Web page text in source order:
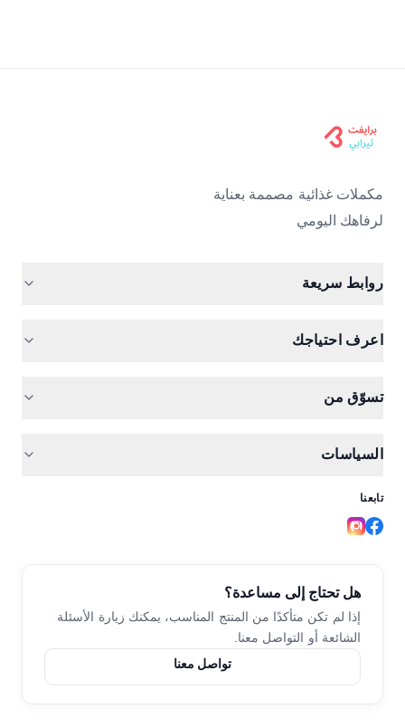
مكملات غذائية مصممة بعناية
لرفاهك اليومي
روابط سريعة
المنتجات
المقالات
من نحن
لماذا تثق بنا
تواصل معنا
اعرف احتياجك
حديد للحمل
دورة غزيرة والحديد
كوباسكور
ضعف الأعصاب ونقص ب12
فيتامينات ب النشطة
كوانتابون
تسوّق من
نون
السياسات
سياسة الخصوصية
تابعنا
هل تحتاج إلى مساعدة؟
إذا لم تكن متأكدًا من المنتج المناسب، يمكنك زيارة الأسئلة
الشائعة أو التواصل معنا.
تواصل معنا